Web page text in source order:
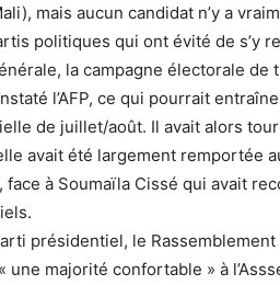
mais aucun candidat n’y a
politiques qui ont évité de s’y
la campagne électorale de
l’AFP, ce qui pourrait
de juillet/août. Il avait alors
avait été largement remportée
face à Soumaïla Cissé qui avait
présidentiel, le
une majorité confortable » à